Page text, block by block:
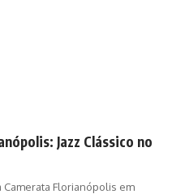
Jazz Clássico no
Camerata Florianópolis em